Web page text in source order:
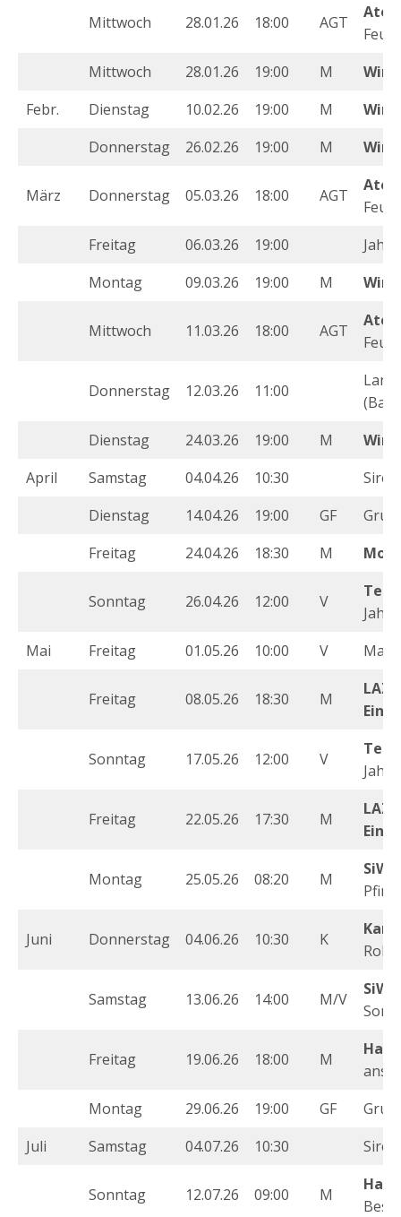
Mittwoch 28.01.26 18:00 AGT
Mittwoch
28.01.26 19:00 M
Febr.
Dienstag 10.02.26 19:00 M
Donnerstag
26.02.26 19:00 M
März Donnerstag 05.03.26 18:00 AGT
Freitag
06.03.26 19:00
Montag
09.03.26 19:00 M
Mittwoch 11.03.26 18:00 AGT
Donnerstag 12.03.26 11:00
Dienstag
24.03.26 19:00 M
April
Samstag 04.04.26 10:30
Dienstag
14.04.26 19:00 GF
Freitag
24.04.26 18:30 M
Sonntag 26.04.26 12:00 V
Mai
Freitag 01.05.26 10:00 V
Freitag 08.05.26 18:30 M
LAZ
Sonntag 17.05.26 12:00 V
Freitag 22.05.26 17:30 M
LAZ
Montag 25.05.26 08:20 M
Juni Donnerstag 04.06.26 10:30 K
Samstag 13.06.26 14:00 M/V
Freitag 19.06.26 18:00 M
Montag
29.06.26 19:00 GF
Juli
Samstag 04.07.26 10:30
Sonntag 12.07.26 09:00 M